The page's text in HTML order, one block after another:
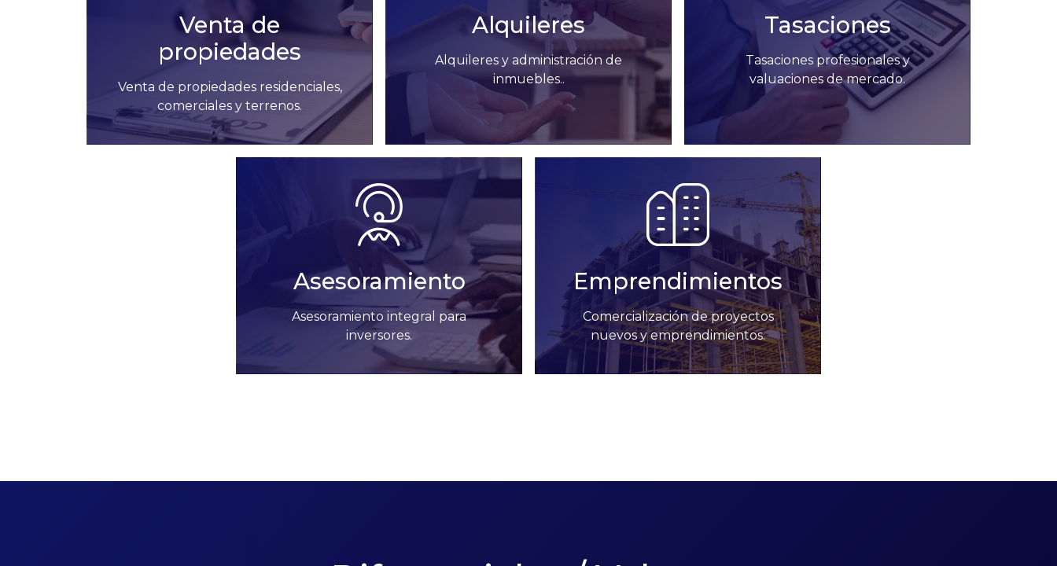
Venta de
propiedades
Venta de propiedades residenciales,
comerciales y terrenos.
Alquileres
Alquileres y administración de
inmuebles..
Tasaciones
Tasaciones profesionales y
valuaciones de mercado.
Asesoramiento
Asesoramiento integral para
inversores.
Emprendimientos
Comercialización de proyectos
nuevos y emprendimientos.